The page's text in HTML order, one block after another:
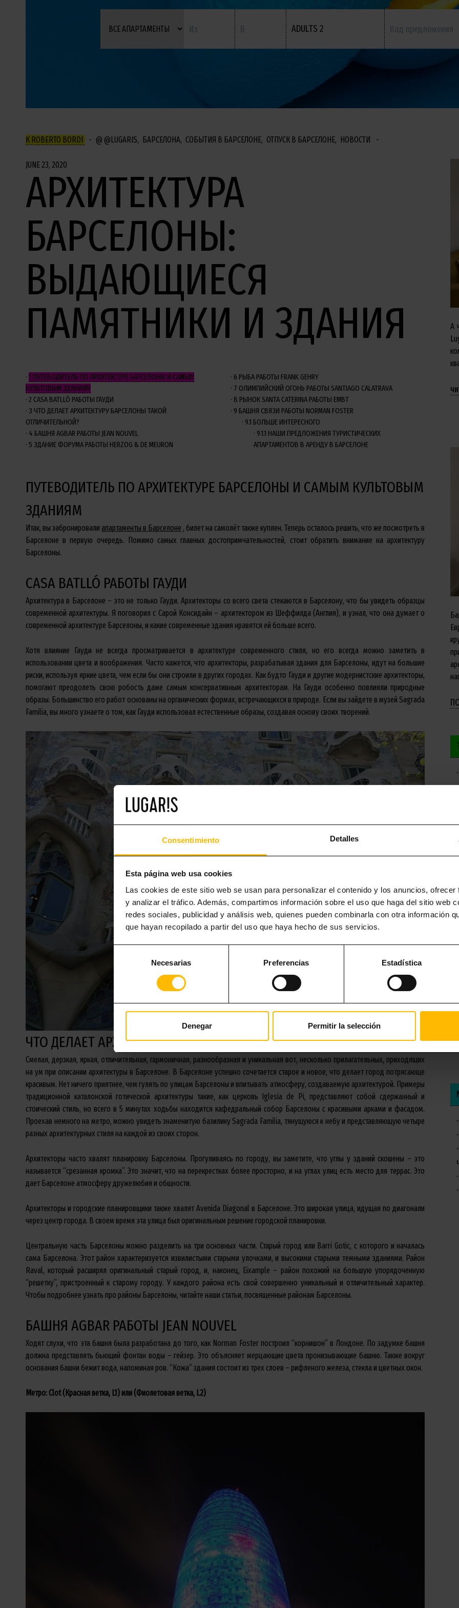
Consentimiento Detalles
Esta página web usa cookies
Las cookies de este sitio web se usan para personalizar el contenido y los anuncios,
y analizar el tráfico. Además, compartimos información sobre el uso que haga del sitio web
redes sociales, publicidad y análisis web, quienes pueden combinarla con otra información
que hayan recopilado a partir del uso que haya hecho de sus servicios.
consentimiento
Necesarias Preferencias Estadística
Denegar Permitir la selección
ADULTS 2
К ROBERTO BORDI @LUGARIS БАРСЕЛОНА СОБЫТИЯ В БАРСЕЛОНЕ ОТПУСК В БАРСЕЛОНЕ НОВОСТИ
JUNE 23, 2020
АРХИТЕКТУРА
БАРСЕЛОНЫ:
ВЫДАЮЩИЕСЯ
ПАМЯТНИКИ И ЗДАНИЯ
1 ПУТЕВОДИТЕЛЬ ПО АРХИТЕКТУРЕ БАРСЕЛОНЫ И САМЫМ
КУЛЬТОВЫМ ЗДАНИЯМ
2 CASA BATLLÓ РАБОТЫ ГАУДИ
3 ЧТО ДЕЛАЕТ АРХИТЕКТУРУ БАРСЕЛОНЫ ТАКОЙ
ОТЛИЧИТЕЛЬНОЙ?
4 БАШНЯ AGBAR РАБОТЫ JEAN NOUVEL
5 ЗДАНИЕ ФОРУМА РАБОТЫ HERZOG & DE MEURON
6 РЫБА РАБОТЫ FRANK GEHRY
7 ОЛИМПИЙСКИЙ ОГОНЬ РАБОТЫ SANTIAGO CALATRAVA
8 РЫНОК SANTA CATERINA РАБОТЫ EMBT
9 БАШНЯ СВЯЗИ РАБОТЫ NORMAN FOSTER
9.1 БОЛЬШЕ ИНТЕРЕСНОГО
9.1.1 НАШИ ПРЕДЛОЖЕНИЯ ТУРИСТИЧЕСКИХ
АПАРТАМЕНТОВ В АРЕНДУ В БАРСЕЛОНЕ
ПУТЕВОДИТЕЛЬ ПО АРХИТЕКТУРЕ БАРСЕЛОНЫ И САМЫМ КУЛЬТОВЫМ
ЗДАНИЯМ
Итак, вы забронировали апартаменты в Барселоне , билет на самолёт также куплен. Теперь осталось решить, что же посмотреть в
Барселоне в первую очередь. Помимо самых главных достопримчательностей, стоит обратить внимание на архитектуру
Барселоны.
CASA BATLLÓ РАБОТЫ ГАУДИ
Архитектура в Барселоне – это не только Гауди. Архитекторы со всего света стекаются в Барселону, что бы увидеть образцы
современной архитектуры. Я поговорил с Сарой Консидайн – архитектором из Шеффилда (Англия), и узнал, что она думает о
современной архитектуре Барселоны, и какие современные здания нравятся ей больше всего.
Хотя влияние Гауди не всегда просматривается в архитектуре современного стиля, но его всегда можно заметить в
использовании цвета и воображения. Часто кажется, что архитекторы, разрабатывая здания для Барселоны, идут на большие
риски, используя яркие цвета, чем если бы они строили в других городах. Как будто Гауди и другие модернистские архитекторы,
помогают преодолеть свою робость даже самым консервативным архитекторам. На Гауди особенно повлияли природные
образы. Большинство его работ основаны на органических формах, встречающихся в природе. Если вы зайдете в музей Sagrada
Familia, вы много узнаете о том, как Гауди использовал естественные образы, создавая основу своих творений.
ЧТО ДЕЛАЕТ АРХИТЕКТУРУ БАРСЕЛОНЫ ТАКОЙ ОТЛИЧИТЕЛЬНОЙ?
Смелая, дерзкая, яркая, отличительная, гармоничная, разнообразная и уникальная вот, несколько прилагательных, приходящих
на ум при описании архитектуры в Барселоне. В Барселоне успешно сочетается старое и новое, что делает город потрясающе
красивым. Нет ничего приятнее, чем гулять по улицам Барселоны и впитывать атмосферу, создаваемую архитектурой. Примеры
традиционной каталонской готической архитектуры такие, как церковь Iglesia de Pi, представляют собой сдержанный и
стоический стиль, но всего в 5 минутах ходьбы находится кафедральный собор Барселоны с красивыми арками и фасадом.
Проехав немного на метро, можно увидеть знаменитую базилику Sagrada Familia, тянущуюся к небу и представляющую четыре
разных архитектурных стиля на каждой из своих сторон.
Архитекторы часто хвалят планировку Барселоны. Прогуливаясь по городу, вы заметите, что углы у зданий скошены – это
называется “срезанная кромка”. Это значит, что на перекрестках более просторно, и на углах улиц есть место для террас. Это
дает Барселоне атмосферу дружелюбия и общности.
Архитекторы и городские планировщики также хвалят Avenida Diagonal в Барселоне. Это широкая улица, идущая по диагонали
через центр города. В своем время эта улица был оригинальным решение городской планировки.
Центральную часть Барселоны можно разделить на три основных части. Старый город или Barri Gotic, с которого и началась
сама Барселона. Этот район характеризуется извилистыми старыми улочками, и высокими старыми темными зданиями. Район
Raval, который расширял оригинальный старый город, и, наконец, Eixample – район похожий на большую упорядоченную
“решетку”, пристроенный к старому городу. У каждого района есть свой совершенно уникальный и отличительный характер.
Чтобы подробнее узнать про районы Барселоны, читайте наши статьи, посвященные районам Барселоны.
БАШНЯ AGBAR РАБОТЫ JEAN NOUVEL
Ходят слухи, что эта башня была разработана до того, как Norman Foster построил “корнишон” в Лондоне. По задумке башня
должна представлять бьющий фонтан воды – гейзер. Это объясняет мерцающие цвета пронизывающие башню. Также вокруг
основания башни бежит вода, напоминая ров. “Кожа” здания состоит из трех слоев – рифленого железа, стекла и цветных окон.
Метро: Clot (Красная ветка, L1) или (Фиолетовая ветка, L2)
А